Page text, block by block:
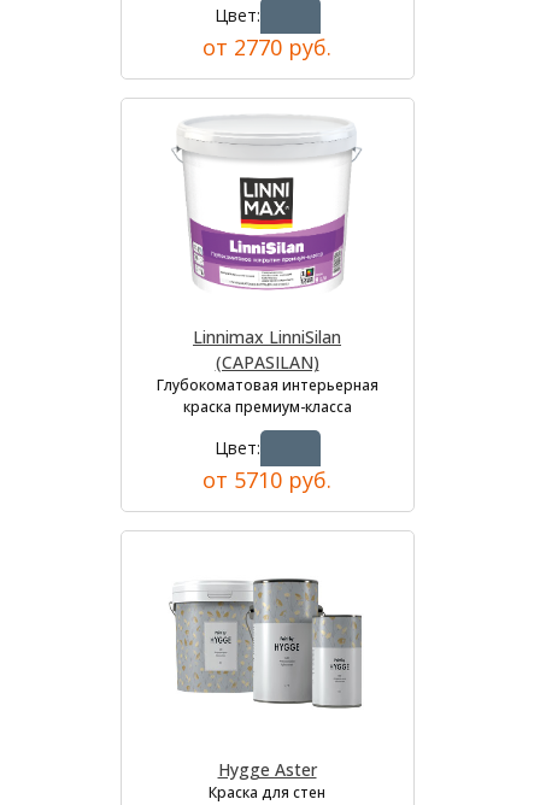
Цвет:
от 2770 руб.
Linnimax LinniSilan
(CAPASILAN)
Глубокоматовая интерьерная
краска премиум-класса
Цвет:
от 5710 руб.
Hygge Aster
Краска для стен